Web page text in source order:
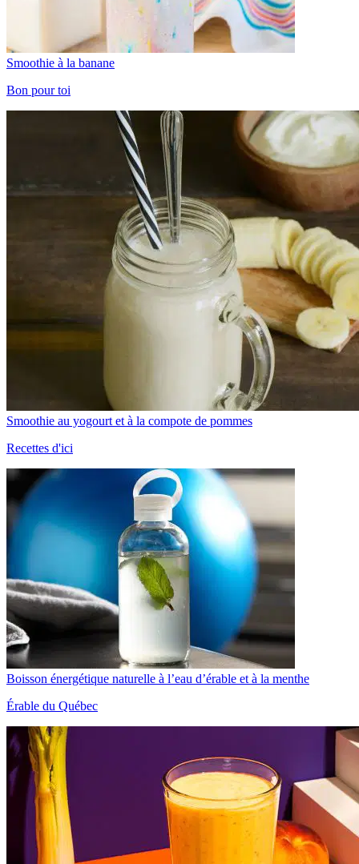
Smoothie à la banane
Bon pour toi
Smoothie au yogourt et à la compote de pommes
Recettes d'ici
Boisson énergétique naturelle à l’eau d’érable et à la menthe
Érable du Québec